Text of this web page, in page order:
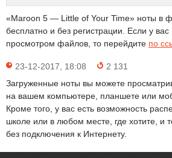
«Maroon 5 — Little of Your Time» ноты в
бесплатно и без регистрации. Если у
просмотром файлов, то перейдите по
23-12-2017, 18:08
2 131
Загруженные ноты вы можете
на вашем компьютере, планшете или
Кроме того, у вас есть возможность
школе или в любом месте, где хотите, и
без подключения к Интернету.